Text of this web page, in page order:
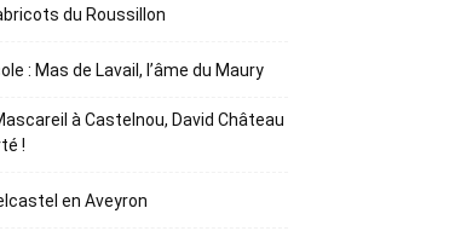
du Roussillon
: Mas de Lavail, l’âme du Maury
à Castelnou, David Château
!
en Aveyron